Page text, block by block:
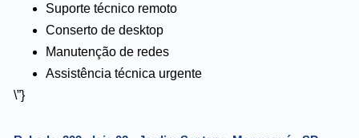
Suporte técnico remoto
Conserto de desktop
Manutenção de redes
Assistência técnica urgente
\”}